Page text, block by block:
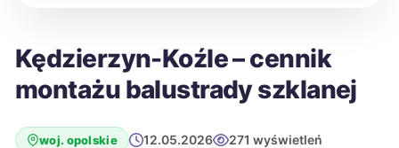
Kędzierzyn-Koźle – cennik
montażu balustrady szklanej
woj. opolskie 12.05.2026 271 wyświetleń